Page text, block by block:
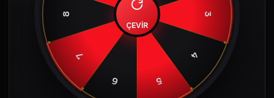
3
4
5
6
7
8
ÇEVİR